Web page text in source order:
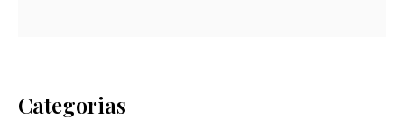
Categorias